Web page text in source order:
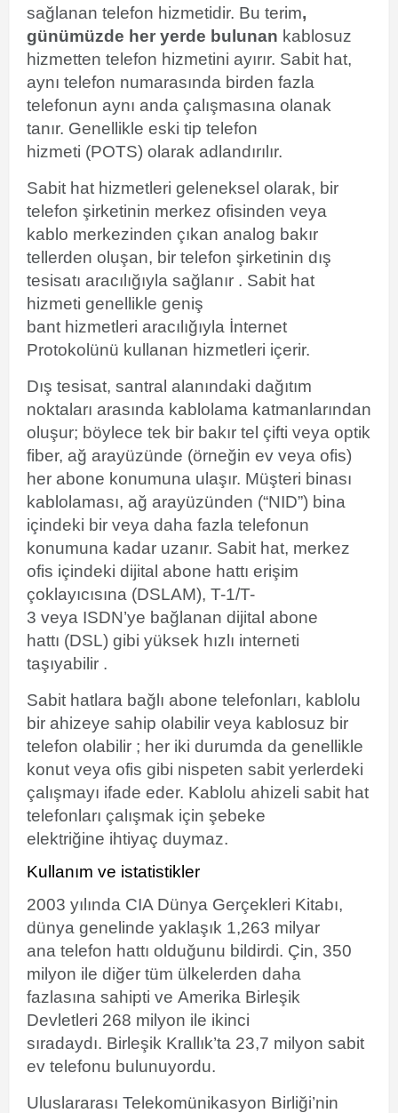
sağlanan telefon hizmetidir. Bu terim,
günümüzde her yerde bulunan kablosuz
hizmetten telefon hizmetini ayırır. Sabit hat,
aynı telefon numarasında birden fazla
telefonun aynı anda çalışmasına olanak
tanır. Genellikle eski tip telefon
hizmeti (POTS) olarak adlandırılır.
Sabit hat hizmetleri geleneksel olarak, bir
telefon şirketinin merkez ofisinden veya
kablo merkezinden çıkan analog bakır
tellerden oluşan, bir telefon şirketinin dış
tesisatı aracılığıyla sağlanır . Sabit hat
hizmeti genellikle geniş
bant hizmetleri aracılığıyla İnternet
Protokolünü kullanan hizmetleri içerir.
Dış tesisat, santral alanındaki dağıtım
noktaları arasında kablolama katmanlarından
oluşur; böylece tek bir bakır tel çifti veya optik
fiber, ağ arayüzünde (örneğin ev veya ofis)
her abone konumuna ulaşır. Müşteri binası
kablolaması, ağ arayüzünden (“NID”) bina
içindeki bir veya daha fazla telefonun
konumuna kadar uzanır. Sabit hat, merkez
ofis içindeki dijital abone hattı erişim
çoklayıcısına (DSLAM), T-1/T-
3 veya ISDN’ye bağlanan dijital abone
hattı (DSL) gibi yüksek hızlı interneti
taşıyabilir .
Sabit hatlara bağlı abone telefonları, kablolu
bir ahizeye sahip olabilir veya kablosuz bir
telefon olabilir ; her iki durumda da genellikle
konut veya ofis gibi nispeten sabit yerlerdeki
çalışmayı ifade eder. Kablolu ahizeli sabit hat
telefonları çalışmak için şebeke
elektriğine ihtiyaç duymaz.
Kullanım ve istatistikler
2003 yılında CIA Dünya Gerçekleri Kitabı,
dünya genelinde yaklaşık 1,263 milyar
ana telefon hattı olduğunu bildirdi. Çin, 350
milyon ile diğer tüm ülkelerden daha
fazlasına sahipti ve Amerika Birleşik
Devletleri 268 milyon ile ikinci
sıradaydı. Birleşik Krallık’ta 23,7 milyon sabit
ev telefonu bulunuyordu.
Uluslararası Telekomünikasyon Birliği’nin